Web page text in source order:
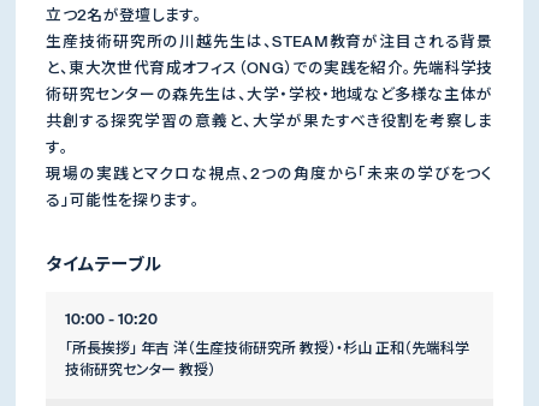
立つ2名が登壇します。
生産技術研究所の川越先生は、STEAM教育が注目される背景
と、東大次世代育成オフィス（ONG）での実践を紹介。先端科学技
術研究センターの森先生は、大学・学校・地域など多様な主体が
共創する探究学習の意義と、大学が果たすべき役割を考察しま
す。
現場の実践とマクロな視点、2つの角度から「未来の学びをつく
る」可能性を探ります。
タイムテーブル
10:00 - 10:20
「所長挨拶」 年吉 洋（生産技術研究所 教授）・杉山 正和（先端科学
技術研究センター 教授）